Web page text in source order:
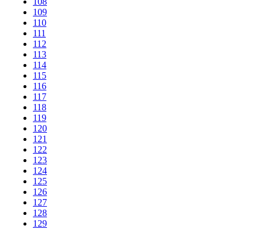
109
110
111
112
113
114
115
116
117
118
119
120
121
122
123
124
125
126
127
128
129